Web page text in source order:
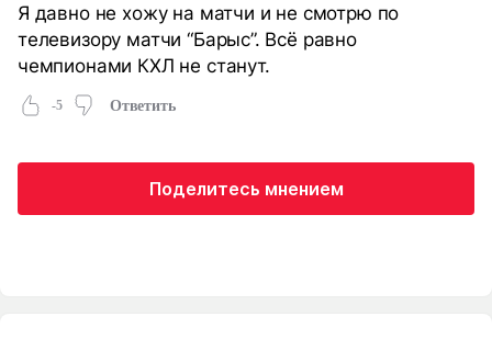
Я давно не хожу на матчи и не смотрю по
телевизору матчи “Барыс”. Всё равно
чемпионами КХЛ не станут.
-5 Ответить
Поделитесь мнением